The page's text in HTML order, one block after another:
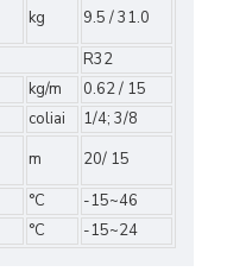
kg
9.5 / 31.0
R32
kg/m
0.62 / 15
coliai
1/4; 3/8
m 20/ 15
°C
-15~46
°C -15~24